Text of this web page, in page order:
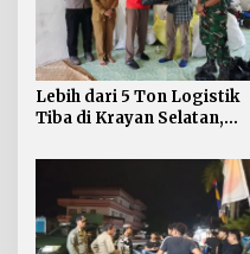
Lebih dari 5 Ton Logistik
Tiba di Krayan Selatan,
untuk 460 KK Terdampak